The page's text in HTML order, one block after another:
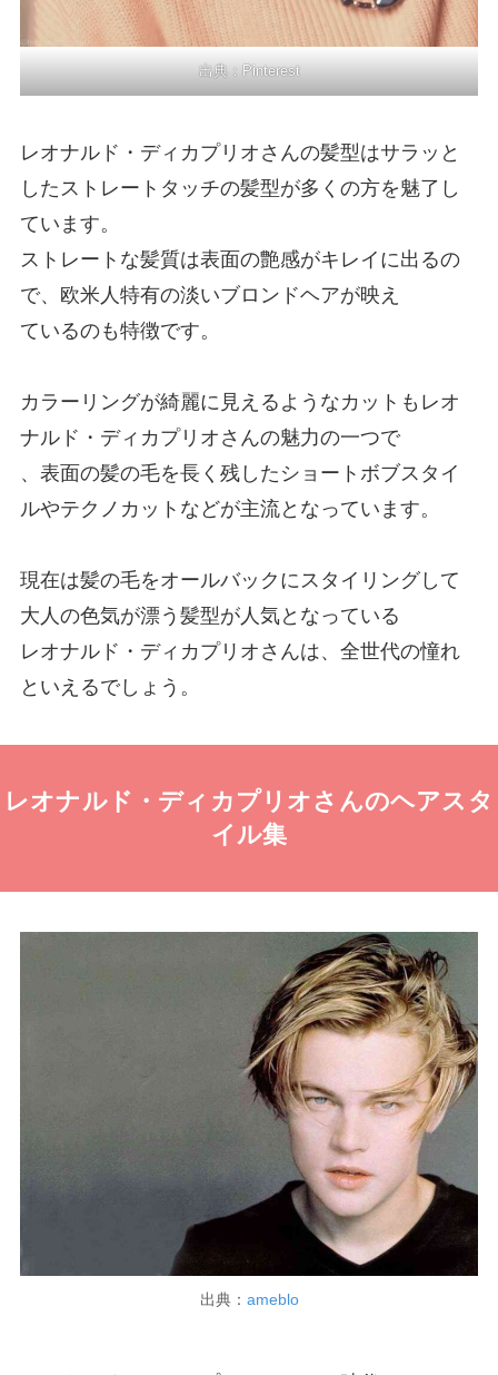
出典： Pinterest
レオナルド・ディカプリオさんの髪型はサラッと
したストレートタッチの髪型が多くの方を魅了し
ています。
ストレートな髪質は表面の艶感がキレイに出るの
で、欧米人特有の淡いブロンドヘアが映え
ているのも特徴です。
カラーリングが綺麗に見えるようなカットもレオ
ナルド・ディカプリオさんの魅力の一つで
、表面の髪の毛を長く残したショートボブスタイ
ルやテクノカットなどが主流となっています。
現在は髪の毛をオールバックにスタイリングして
大人の色気が漂う髪型が人気となっている
レオナルド・ディカプリオさんは、全世代の憧れ
といえるでしょう。
レオナルド・ディカプリオさんのヘアスタ
イル集
出典： ameblo